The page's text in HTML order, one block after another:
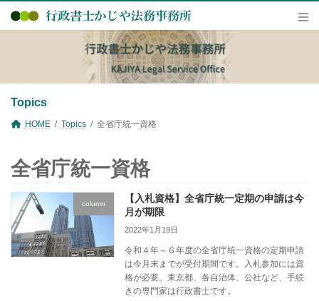
テ
ス
ゲ
ン
Topics
HOME Topics 全省庁統一資格
全省庁統一資格
column
【入札資格】全省庁統一定期の申請は今
月が期限
2022年1月19日
令和４年～６年度の全省庁統一資格の定期申請
は今月末までが受付期間です。入札参加には資
格が必要。東京都、各自治体、公社など、手続
きの専門家は行政書士です。